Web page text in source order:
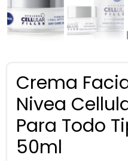
Crema
Nivea
Para Todo
50ml